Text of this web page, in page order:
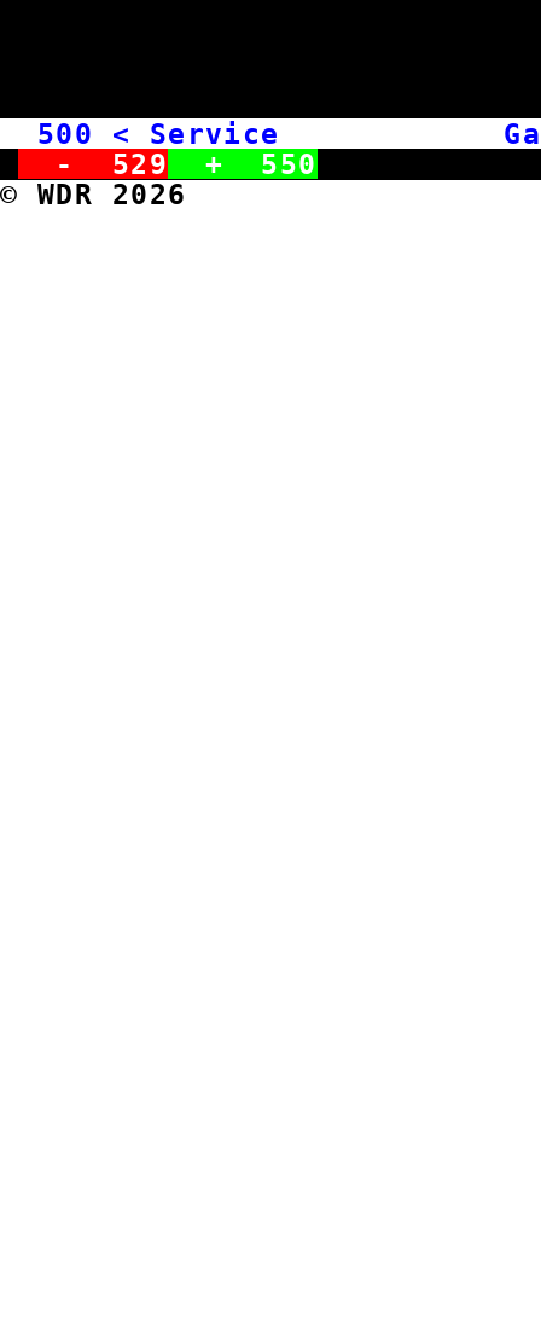
500 < Service
- 529 + 550
© WDR 2026